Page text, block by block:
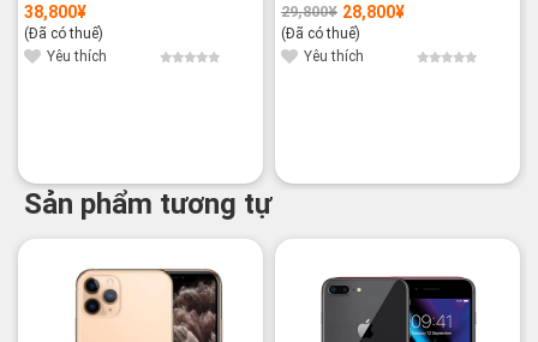
38,800¥
(Đã có thuế)
Yêu thích
29,800¥
Giá
gốc
là:
29,800¥.
28,800¥
Giá
hiện
tại
là:
28,800¥.
(Đã có thuế)
Yêu thích
Sản phẩm tương tự